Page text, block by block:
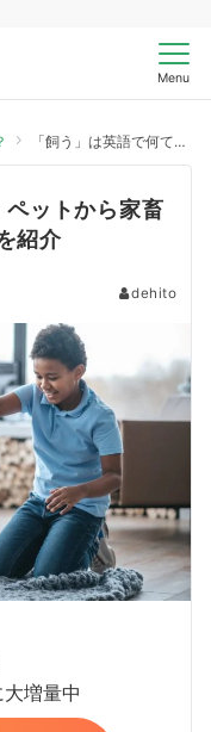
Menu
「飼う」は英語で何て言う？ ペットから家畜まで、飼育を表す5つの表現を紹介
ペットから家畜
紹介
dehito
増量中